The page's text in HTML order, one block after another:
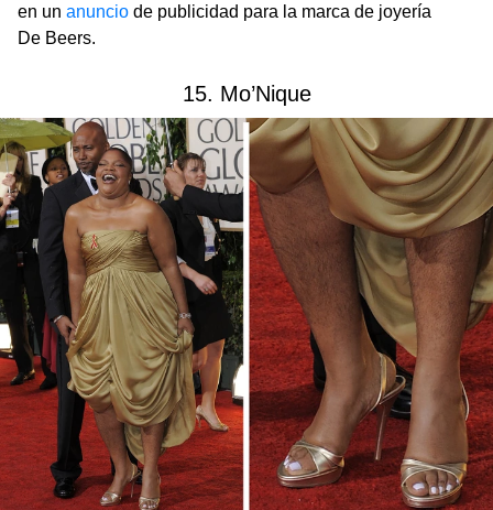
en un anuncio de publicidad para la marca de joyería
De Beers.
15. Mo’Nique